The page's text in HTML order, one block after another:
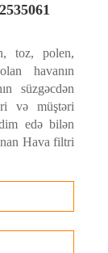
toz, polen,
havanın
süzgəcdən
və müştəri
edə bilən
Hava filtri